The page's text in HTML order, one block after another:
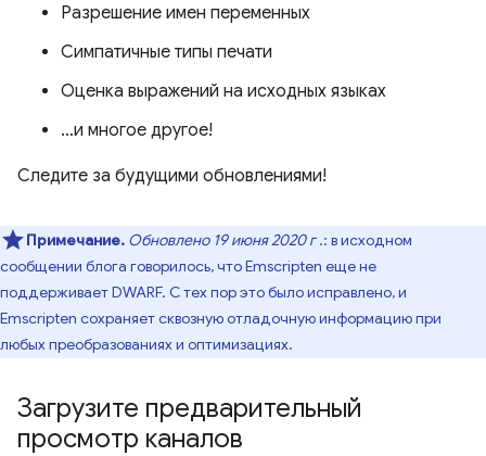
Разрешение имен переменных
Симпатичные типы печати
Оценка выражений на исходных языках
…и многое другое!
Следите за будущими обновлениями!
Примечание. Обновлено 19 июня 2020 г.: в исходном
сообщении блога говорилось, что Emscripten еще не
поддерживает DWARF. С тех пор это было исправлено, и
Emscripten сохраняет сквозную отладочную информацию при
любых преобразованиях и оптимизациях.
Загрузите предварительный
просмотр каналов